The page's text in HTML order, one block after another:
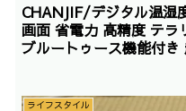
CHANJIF/デジタル温湿
画面 省電力 高精度 テラ
ブルートゥース機能付
ライフスタイル